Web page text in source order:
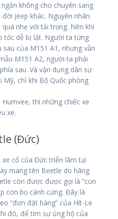
không cho chuyển sang
Jeep khác. Nguyên nhân
nhẹ với tải trọng. Nên khi
tốc dễ bị lật. Người ta từng
của M151 A1, nhưng vẫn
M151 A2, người ta phải
sau. Và vận dụng dân sự
Mỹ, chỉ khi Bộ Quốc phòng
thì những chiếc xe
xe.
(Đức)
cổ của Đức triễn lãm tại
mang tên Beetle do hãng
còn được được gọi là “con
con bọ cánh cứng. Đây là
“đơn đặt hàng” của Hít-Le
đó, để tìm sự ủng hộ của